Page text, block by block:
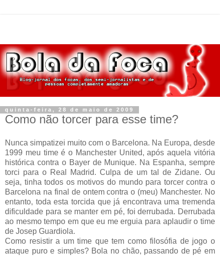
quinta-feira, 28 de maio de 2009
Como não torcer para esse time?
Nunca simpatizei muito com o Barcelona. Na Europa, desde
1999 meu time é o Manchester United, após aquela vitória
histórica contra o Bayer de Munique. Na Espanha, sempre
torci para o Real Madrid. Culpa de um tal de Zidane. Ou
seja, tinha todos os motivos do mundo para torcer contra o
Barcelona na final de ontem contra o (meu) Manchester. No
entanto, toda esta torcida que já encontrava uma tremenda
dificuldade para se manter em pé, foi derrubada. Derrubada
ao mesmo tempo em que eu me erguia para aplaudir o time
de Josep Guardiola.
Como resistir a um time que tem como filosófia de jogo o
ataque puro e simples? Bola no chão, passando de pé em